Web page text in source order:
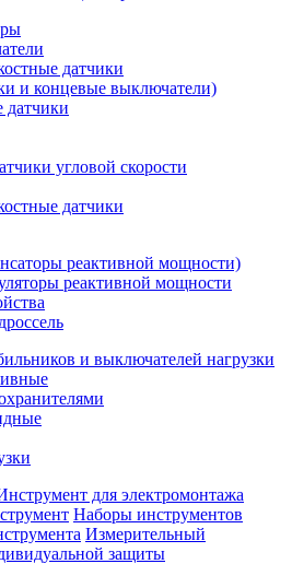
датчики
и концевые выключатели)
датчики
угловой скорости
датчики
реактивной мощности)
реактивной мощности
и выключателей нагрузки
для электромонтажа
Наборы инструментов
Измерительный
защиты